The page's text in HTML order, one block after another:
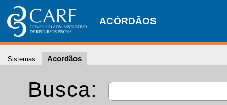
ACÓRDÃOS
Sistemas: Acordãos
Busca: